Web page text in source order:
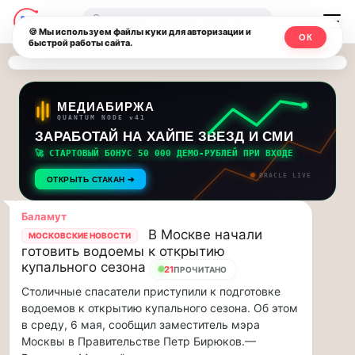
Последние
новости
и
обновления
потока:
Друзья,
приглашаем
на
музыкальную
прогулку
по
Москве
Чайковского!…
Друзья,
приглашаем
на
музыкальную
Москвичи.net
—
Главный
столичный
чат-
мессенджер,
новости
и
инсайды
Москвы
🔍
МЕДИАБИРЖА
QUANTUM NODE v41
ЗАРАБОТАЙ НА ХАЙПЕ ЗВЕЗД И СМИ
🚀 СТАРТОВЫЙ БОНУС 50 000 ДЕМО-РУБЛЕЙ ПРИ ВХОДЕ
ОТКРЫТЬ СТАКАН ➔ ORACLE LIVE
Баламут
МОСКОВСКИЕ НОВОСТИ
В Москве начали
готовить водоемы к открытию
купального сезона
21ПРОЧИТАНО
Столичные спасатели приступили к подготовке
водоемов к открытию купального сезона. Об этом
в среду, 6 мая, сообщил заместитель мэра
Москвы в Правительстве Петр Бирюков.—
🍪 Мы используем файлы куки для авторизации и
быстрой работы сайта.
ОК